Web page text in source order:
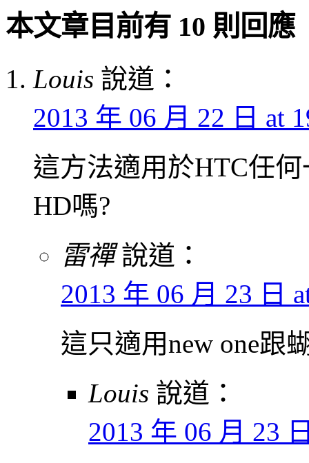
本文章目前有 10 則回應
Louis 說道：
2013 年 06 月 22 日 at
這方法適用於HTC任
HD嗎?
雷禪 說道：
2013 年 06 月 23 日
這只適用new one跟
Louis 說道：
2013 年 06 月 23